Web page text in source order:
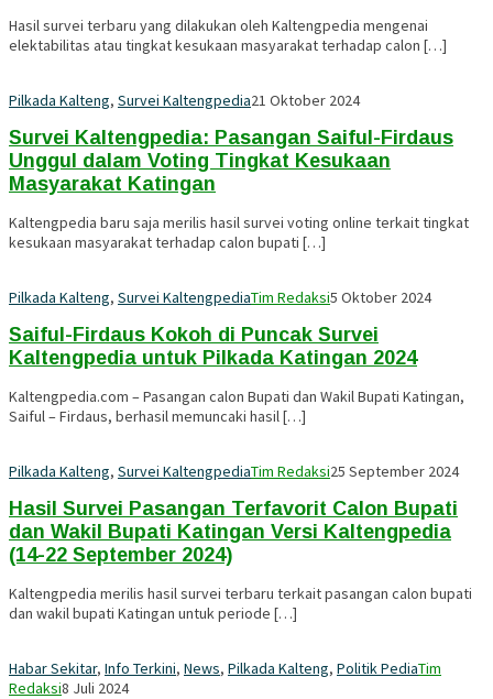
Hasil survei terbaru yang dilakukan oleh Kaltengpedia mengenai
elektabilitas atau tingkat kesukaan masyarakat terhadap calon […]
Pilkada Kalteng, Survei Kaltengpedia21 Oktober 2024
Survei Kaltengpedia: Pasangan Saiful-Firdaus
Unggul dalam Voting Tingkat Kesukaan
Masyarakat Katingan
Kaltengpedia baru saja merilis hasil survei voting online terkait tingkat
kesukaan masyarakat terhadap calon bupati […]
Pilkada Kalteng, Survei KaltengpediaTim Redaksi5 Oktober 2024
Saiful-Firdaus Kokoh di Puncak Survei
Kaltengpedia untuk Pilkada Katingan 2024
Kaltengpedia.com – Pasangan calon Bupati dan Wakil Bupati Katingan,
Saiful – Firdaus, berhasil memuncaki hasil […]
Pilkada Kalteng, Survei KaltengpediaTim Redaksi25 September 2024
Hasil Survei Pasangan Terfavorit Calon Bupati
dan Wakil Bupati Katingan Versi Kaltengpedia
(14-22 September 2024)
Kaltengpedia merilis hasil survei terbaru terkait pasangan calon bupati
dan wakil bupati Katingan untuk periode […]
Habar Sekitar, Info Terkini, News, Pilkada Kalteng, Politik PediaTim
Redaksi8 Juli 2024